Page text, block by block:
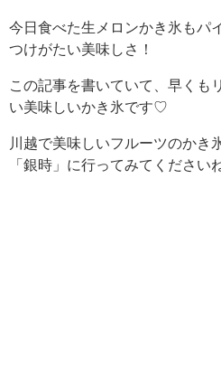
今日食べた生メロンかき氷もパ
つけがたい美味しさ！
この記事を書いていて、早くも
い美味しいかき氷です♡
川越で美味しいフルーツのかき
「銀時」に行ってみてください